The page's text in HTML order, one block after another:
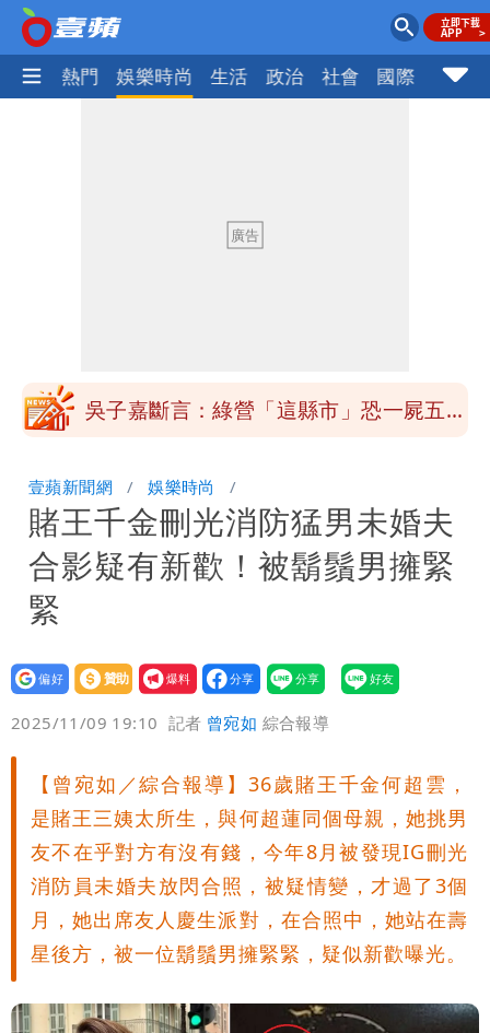
焦點 熱門 娛樂時尚 生活 政治 社會 國際 財經
方志友24歲奉子成婚 昆凌證婚！苦撐
寫信」曝光
吳子嘉斷言：綠營「這縣市」恐一屍五
「無法再做情人」
「南卡」最快今生成 挑戰4颱同框！1
週雨越下越大
姜厚任女友小一寄明信片牽起情緣 鍵盤
萬 素顏進擊新生活圈（壹蘋10點強
打）
騙慈濟10億！無良女律師曾宣導反詐
嗆被害者「愚痴」超諷刺
鄭朝方曬3人合照 網友一看秒懂：竹北
接班人「終於有消息了」
台玻夫人長子最後9年很痛苦 親友批徐
莉玲「冷血媽媽」
35歲早餐不吃鐵板麵？釣出一票人點
頭 辦公室全是「1聲音」
班鐵翔誇姜厚任女友跟他學演戲表現優
異 網笑：老師好像提油救火了
「民進黨有她裸照？」黃智賢回嗆：國民
黨墮落還不准人說
13子女擠10坪屋 媽傳返家：我很愛孩
壹蘋新聞網 娛樂時尚
賭王千金刪光消防猛男未婚夫
合影疑有新歡！被鬍鬚男擁緊
緊
設為
贊助
我要
爆料
2025/11/09 19:10 記者 曾宛如 綜合報導
【曾宛如／綜合報導】36歲賭王千金何超雲，
是賭王三姨太所生，與何超蓮同個母親，她挑男
友不在乎對方有沒有錢，今年8月被發現IG刪光
消防員未婚夫放閃合照，被疑情變，才過了3個
月，她出席友人慶生派對，在合照中，她站在壽
星後方，被一位鬍鬚男擁緊緊，疑似新歡曝光。